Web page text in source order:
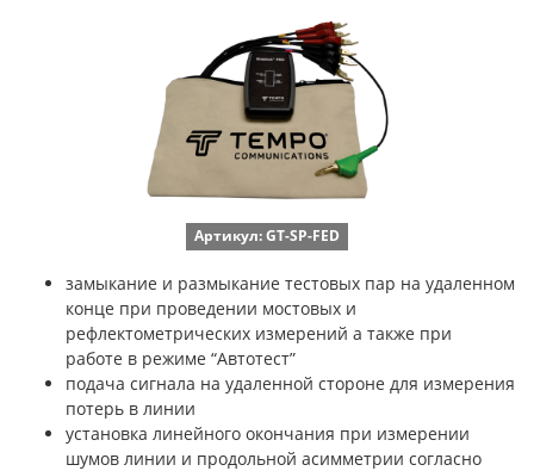
Артикул: GT-SP-FED
замыкание и размыкание тестовых пар на удаленном
конце при проведении мостовых и
рефлектометрических измерений а также при
работе в режиме “Автотест”
подача сигнала на удаленной стороне для измерения
потерь в линии
установка линейного окончания при измерении
шумов линии и продольной асимметрии согласно